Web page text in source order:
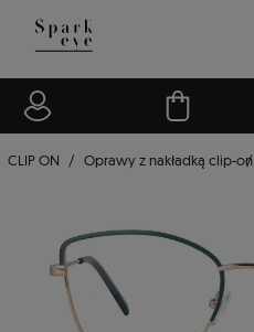
CLIP ON Oprawy z nakładką clip-on